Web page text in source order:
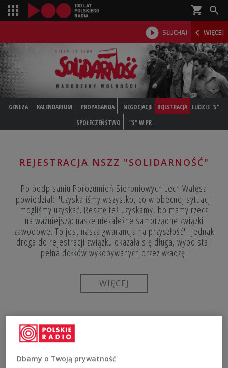
shopping_cart 
 SŁUCHAJ  WIĘCEJ

GENEZA KALENDARIUM PROPAGANDA NEGOCJACJE REJESTRACJA
LUDZIE "S"
SPOŁECZEŃSTWO
"S" W PR
REJESTRACJA NSZZ "SOLIDARNOŚĆ"
Po podpisaniu Porozumień Sierpniowych Lech Wałęsa
powiedział: "Uzyskaliśmy wszystko, co w obecnej sytuacji
mogliśmy uzyskać. Resztę też uzyskamy, bo mamy rzecz
najważniejszą: nasze niezależne samorządne związki
zawodowe. To jest nasza gwarancja na przyszłość". Jednak
droga do rejestracji związku okazała się długa, wyboista i
pełna dołków wykopywanych przez władzę.
WIĘCEJ
Dbamy o Twoją prywatność